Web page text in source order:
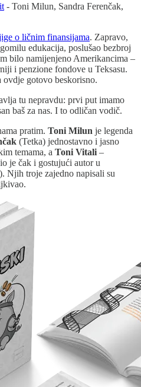
- Toni Milun, Sandra Ferenčak,
o ličnim finansijama. Zapravo,
edukacija, poslušao bezbroj
bilo namijenjeno Amerikancima –
i penzione fondove u Teksasu.
gotovo beskorisno.
tu nepravdu: prvi put imamo
baš za nas. I to odličan vodič.
pratim. Toni Milun je legenda
(Tetka) jednostavno i jasno
temama, a Toni Vitali –
je čak i gostujući autor u
). Njih troje zajedno napisali su